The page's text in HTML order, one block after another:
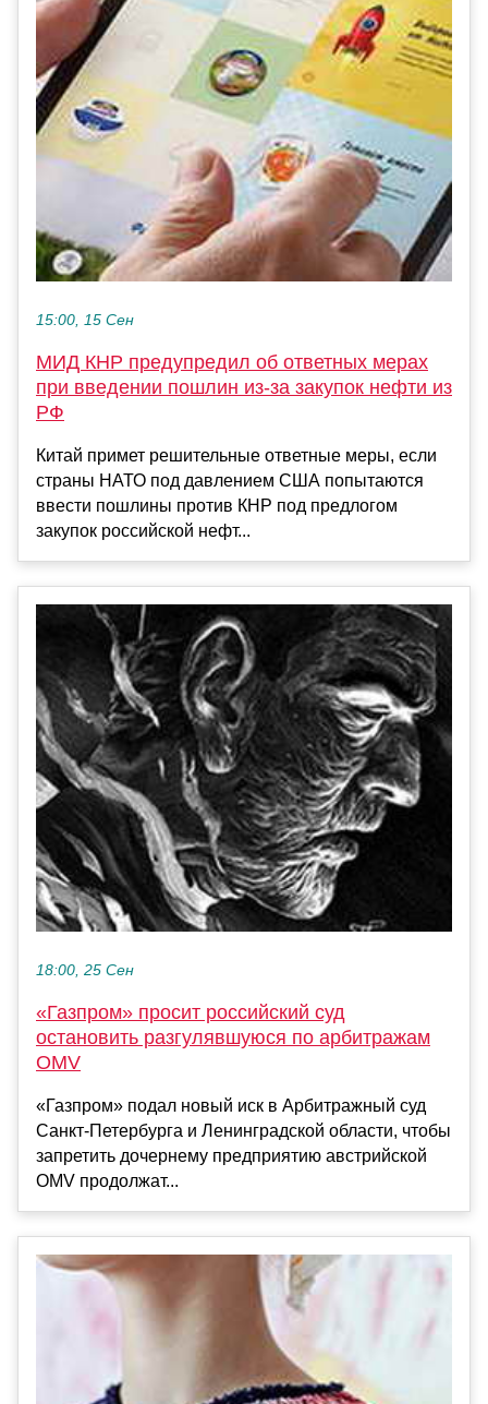
15:00, 15 Сен
МИД КНР предупредил об ответных мерах
при введении пошлин из-за закупок нефти из
РФ
Китай примет решительные ответные меры, если
страны НАТО под давлением США попытаются
ввести пошлины против КНР под предлогом
закупок российской нефт...
18:00, 25 Сен
«Газпром» просит российский суд
остановить разгулявшуюся по арбитражам
OMV
«Газпром» подал новый иск в Арбитражный суд
Санкт-Петербурга и Ленинградской области, чтобы
запретить дочернему предприятию австрийской
OMV продолжат...